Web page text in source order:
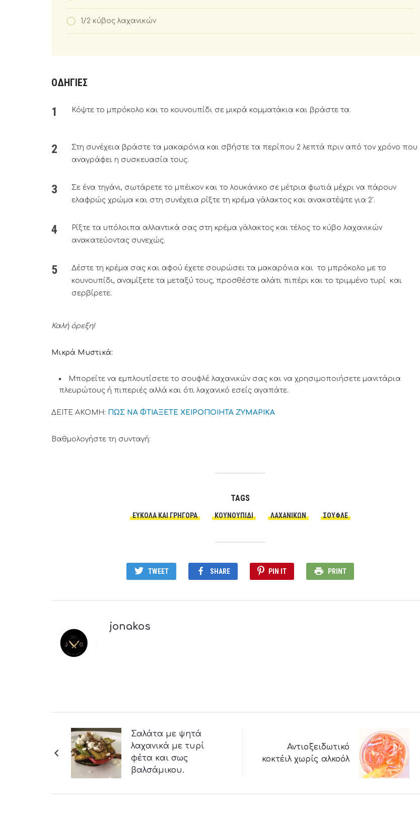
1/2 κύβος λαχανικών
ΟΔΗΓΙΕΣ
Κόψτε το μπρόκολο και το κουνουπίδι σε μικρά κομματάκια και βράστε τα.
Στη συνέχεια βράστε τα μακαρόνια και σβήστε τα περίπου 2 λεπτά πριν από τον χρόνο που
αναγράφει η συσκευασία τους.
Σε ένα τηγάνι, σωτάρετε το μπέικον και το λουκάνικο σε μέτρια φωτιά μέχρι να πάρουν
ελαφρώς χρώμα και στη συνέχεια ρίξτε τη κρέμα γάλακτος και ανακατέψτε για 2′.
Ρίξτε τα υπόλοιπα αλλαντικά σας στη κρέμα γάλακτος και τέλος το κύβο λαχανικών
ανακατεύοντας συνεχώς.
Δέστε τη κρέμα σας και αφού έχετε σουρώσει τα μακαρόνια και το μπρόκολο με το
κουνουπίδι, αναμίξετε τα μεταξύ τους, προσθέστε αλάτι πιπέρι και το τριμμένο τυρί και
σερβίρετε.
Καλή όρεξη!
Μικρά Μυστικά:
Μπορείτε να εμπλουτίσετε το σουφλέ λαχανικών σας και να χρησιμοποιήσετε μανιτάρια
πλευρώτους ή πιπεριές αλλά και ότι λαχανικό εσείς αγαπάτε.
ΔΕΙΤΕ ΑΚΟΜΗ: ΠΩΣ ΝΑ ΦΤΙΑΞΕΤΕ ΧΕΙΡΟΠΟΙΗΤΑ ΖΥΜΑΡΙΚΑ
Βαθμολογήστε τη συνταγή:
TAGS
ΕΎΚΟΛΑ ΚΑΙ ΓΡΉΓΟΡΑ ΚΟΥΝΟΥΠΊΔΙ ΛΑΧΑΝΙΚΏΝ ΣΟΥΦΛΈ
TWEET SHARE PIN IT PRINT
jonakos
Σαλάτα με ψητά
λαχανικά με τυρί
φέτα και σως
βαλσάμικου.
Αντιοξειδωτικό
κοκτέιλ χωρίς αλκοόλ